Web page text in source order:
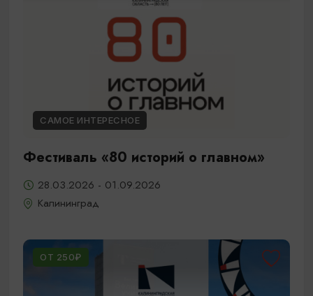
САМОЕ ИНТЕРЕСНОЕ
Фестиваль «80 историй о главном»
28.03.2026 - 01.09.2026
Калининград
ОТ 250₽